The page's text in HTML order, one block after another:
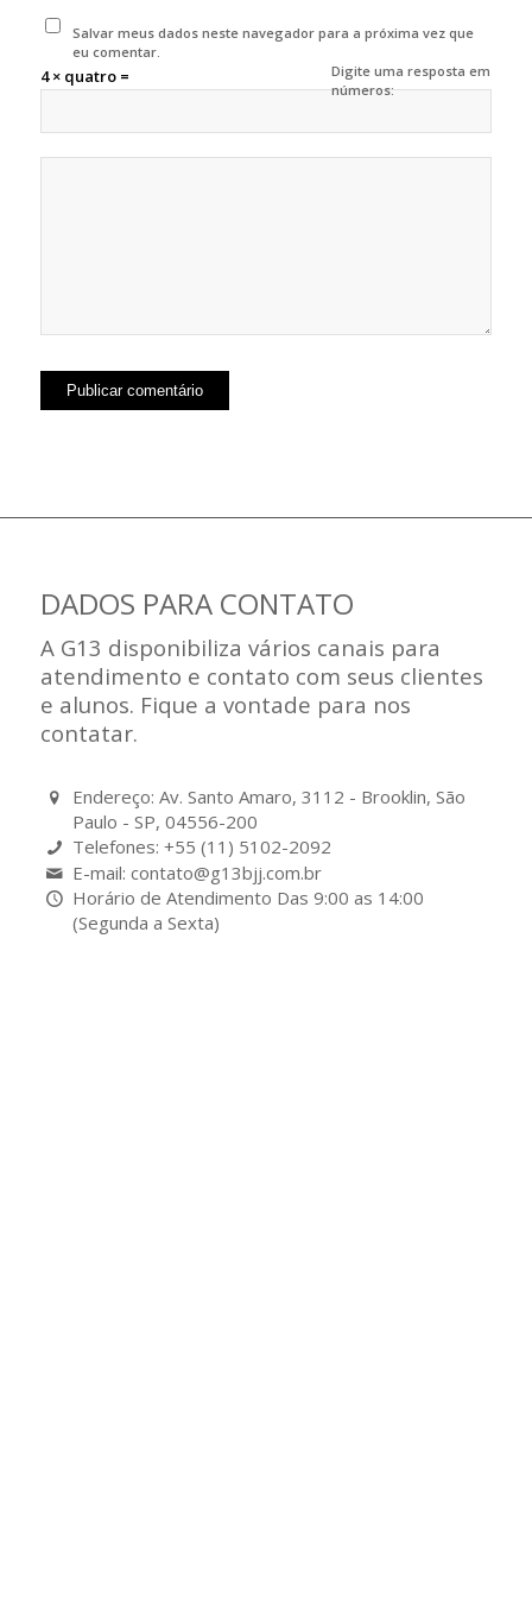
Salvar meus dados neste navegador para a próxima vez que
eu comentar.
Digite uma resposta em
números:
4 × quatro =
DADOS PARA CONTATO
A G13 disponibiliza vários canais para
atendimento e contato com seus clientes
e alunos. Fique a vontade para nos
contatar.
Endereço: Av. Santo Amaro, 3112 - Brooklin, São
Paulo - SP, 04556-200
Telefones: +55 (11) 5102-2092
E-mail: contato@g13bjj.com.br
Horário de Atendimento Das 9:00 as 14:00
(Segunda a Sexta)